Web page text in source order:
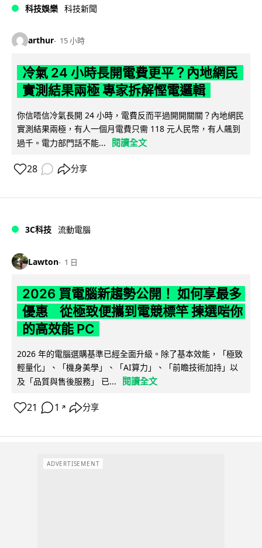
科技娛樂 科技新聞
arthur 15 小時
冷氣 24 小時長開電費更平？內地網民
實測結果兩極 專家拆解慳電邏輯
你信唔信冷氣長開 24 小時，電費反而平過開開關關？內地網民
實測結果兩極，有人一個月電費只需 118 元人民幣，有人飆到
過千。電力部門話不能...
閱讀全文
28 分享
3C科技 流動電腦
Lawton 1 日
2026 買電腦新趨勢公開！ 如何享最多
優惠 從極致便攜到電競標竿 揀選啱你
的高效能 PC
2026 年的電腦選購基準已經全面升級。除了基本效能，「極致
輕量化」、「機身美學」、「AI算力」、「前瞻技術加持」以
及「品質與售後服務」 已...
閱讀全文
21 1 ↗ 分享
ADVERTISEMENT